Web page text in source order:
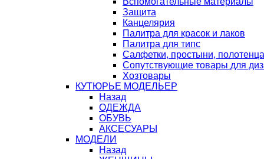
Защита
Канцелярия
Палитра для красок и лаков
Палитра для типс
Салфетки, простыни, полотенца
Сопутствующие товары для
Хозтовары
КУТЮРЬЕ МОДЕЛЬЕР
Назад
ОДЕЖДА
ОБУВЬ
АКСЕСУАРЫ
МОДЕЛИ
Назад